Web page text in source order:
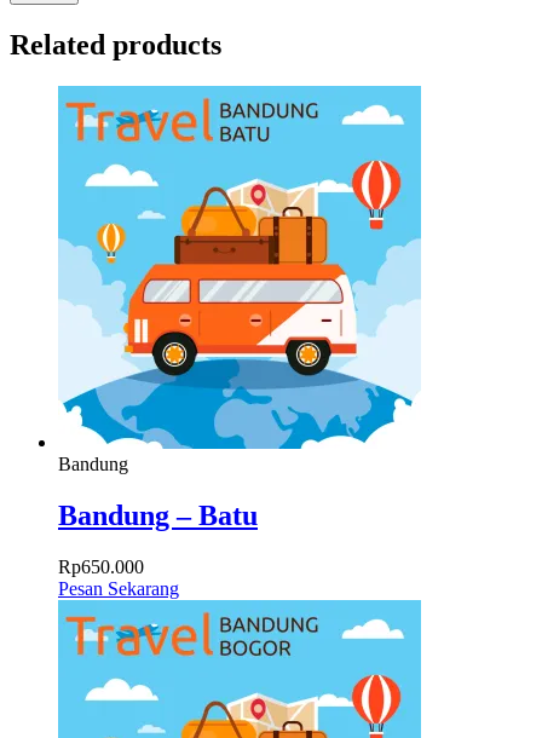
Related products
Bandung
Bandung – Batu
Rp650.000
Pesan Sekarang